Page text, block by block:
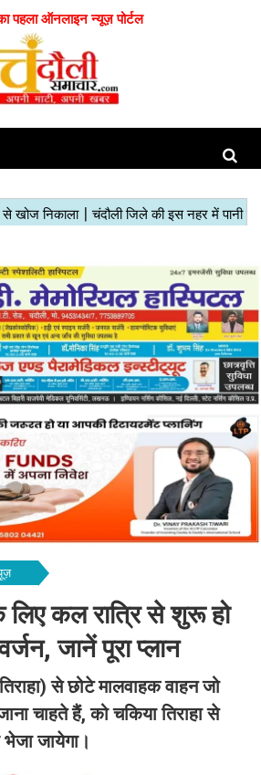
पहला ऑनलाइन न्यूज़ पोर्टल
लिए कल रात्रि से शुरू हो
जानें पूरा प्लान
से छोटे मालवाहक वाहन जो
चाहते हैं, को चकिया तिराहा से
जायेगा।